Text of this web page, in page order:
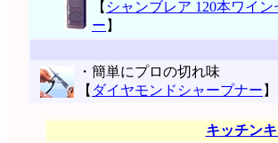
【 シャンブレア 120本ワイン
ー 】
・簡単にプロの切れ味
【 ダイヤモンドシャープナー 】
キッチン